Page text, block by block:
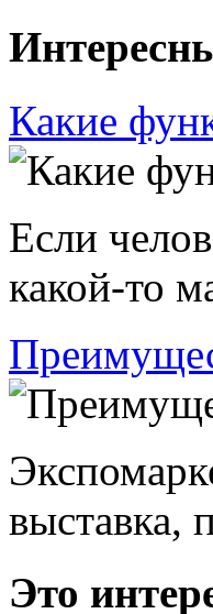
Какие
Если
какой-то
выставка,
Это